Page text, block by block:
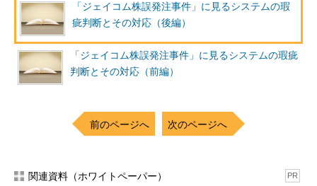
「ジェイコム株誤発注事件」に見るシステムの瑕
疵判断とその対応（後編）
「ジェイコム株誤発注事件」に見るシステムの瑕疵
判断とその対応（前編）
前のページへ 次のページへ
関連資料（ホワイトペーパー） PR